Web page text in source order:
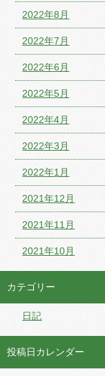
2022年8月
2022年7月
2022年6月
2022年5月
2022年4月
2022年3月
2022年1月
2021年12月
2021年11月
2021年10月
カテゴリー
日記
投稿日カレンダー